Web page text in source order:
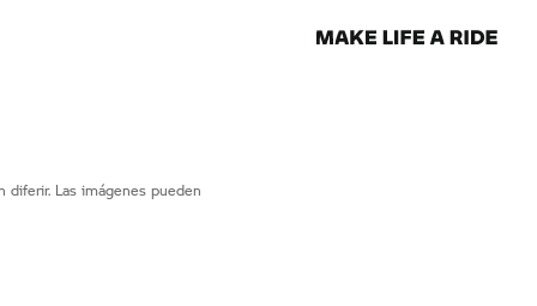
Las imágenes pueden